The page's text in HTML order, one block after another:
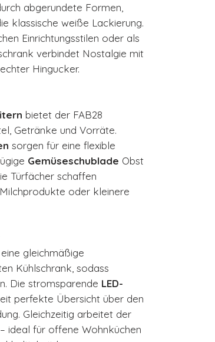
abgerundete Formen,
klassische weiße Lackierung.
Einrichtungsstilen oder als
verbindet Nostalgie mit
Hingucker.
bietet der FAB28
Getränke und Vorräte.
sorgen für eine flexible
Gemüseschublade Obst
Türfächer schaffen
oder kleinere
gleichmäßige
Kühlschrank, sodass
Die stromsparende LED-
perfekte Übersicht über den
Gleichzeitig arbeitet der
ideal für offene Wohnküchen